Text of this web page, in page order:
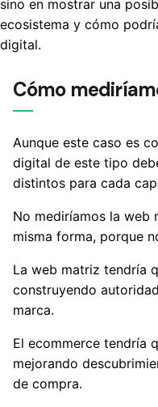
sino en mostrar una
ecosistema y cómo
digital.
Cómo
Aunque este caso es
digital de este tipo
distintos para cada
No mediríamos la web
misma forma, porque
La web matriz tendría
construyendo
marca.
El ecommerce tendría
mejorando
de compra.